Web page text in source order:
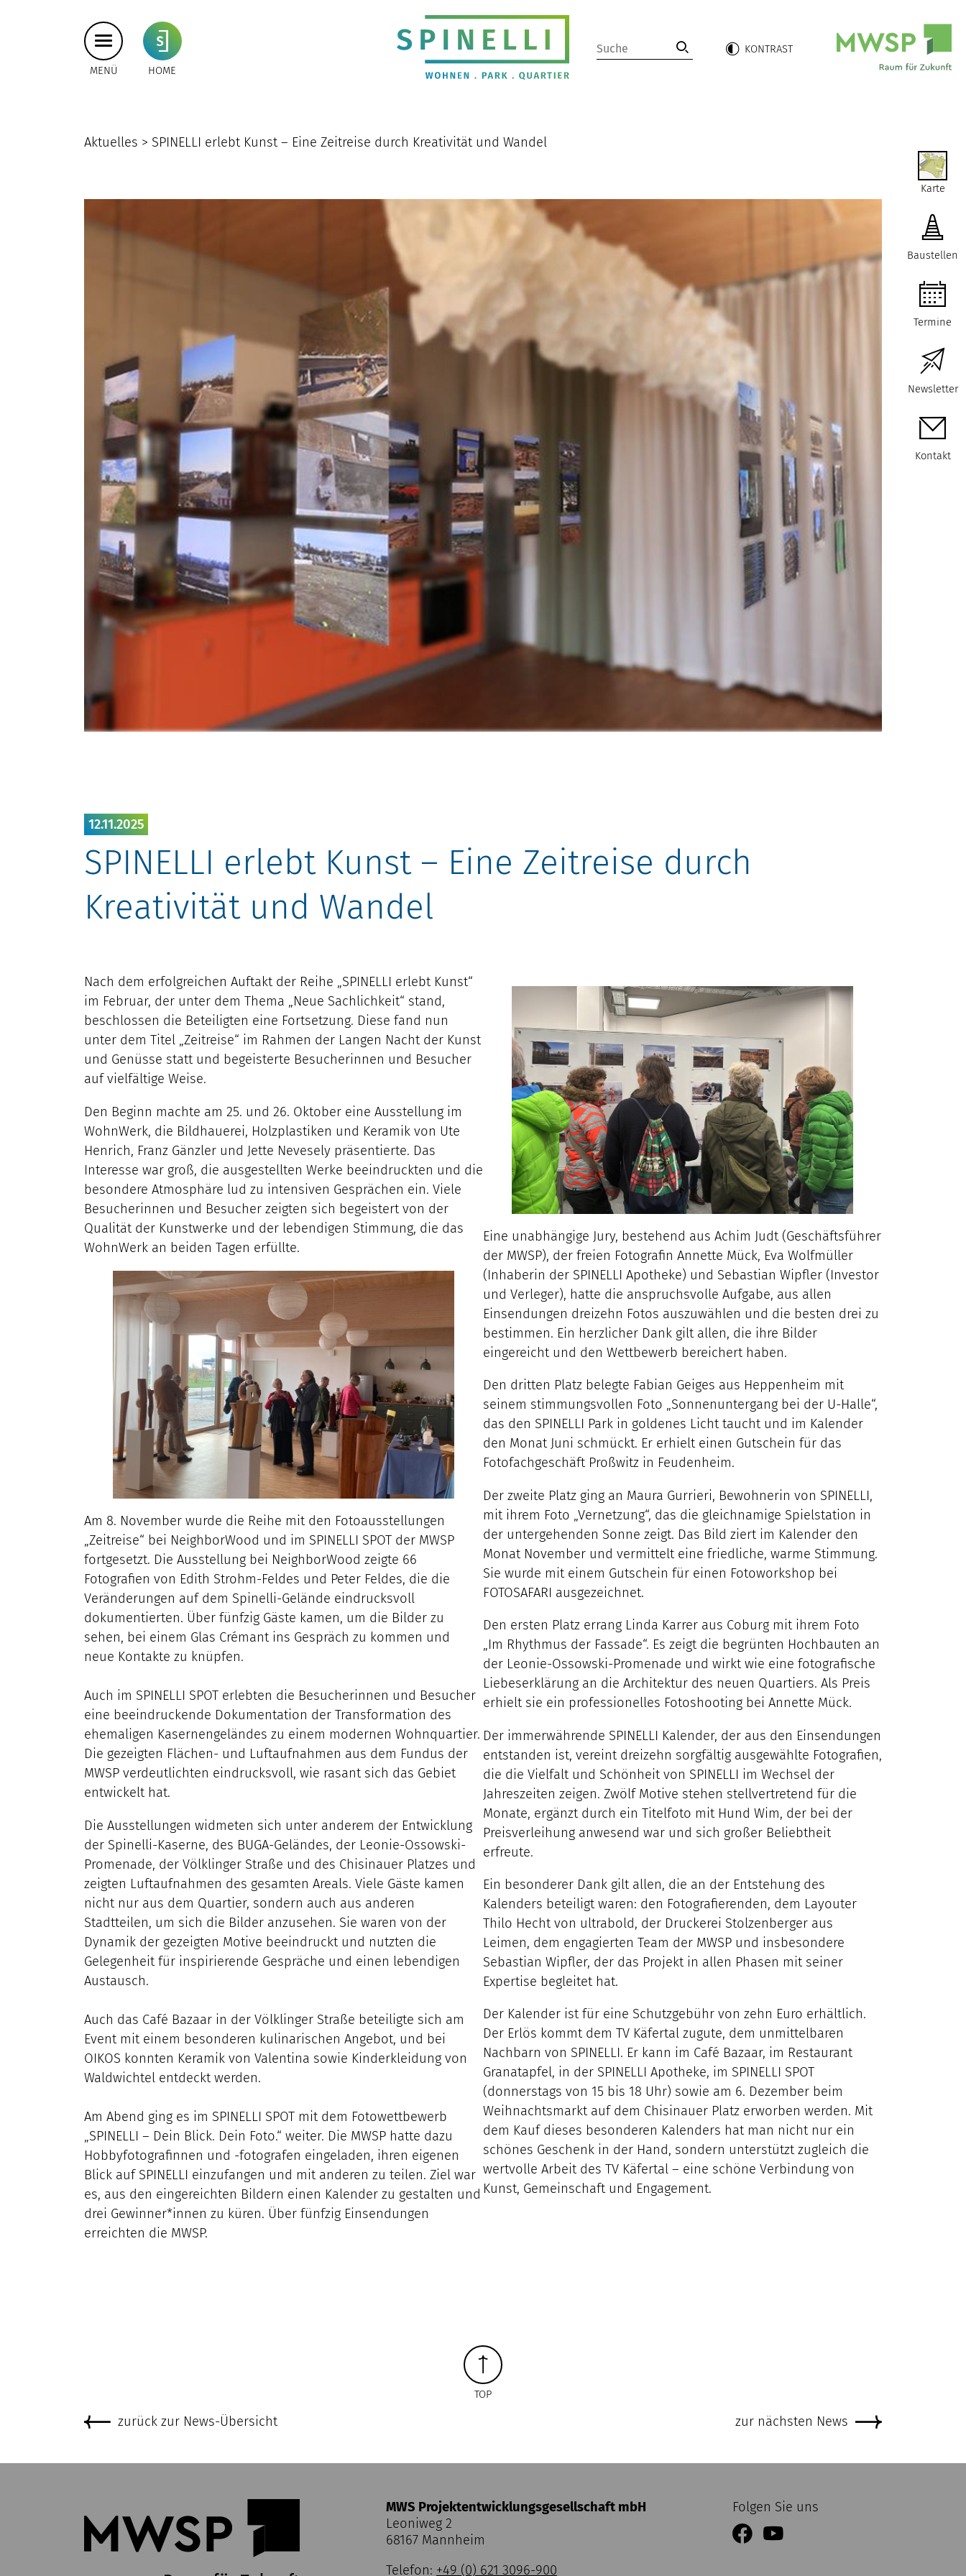
MENÜ HOME
Suchbegriff
eingeben
KONTRAST
Aktuelles > SPINELLI erlebt Kunst – Eine Zeitreise durch Kreativität und Wandel
12.11.2025
SPINELLI erlebt Kunst – Eine Zeitreise durch
Kreativität und Wandel
Nach dem erfolgreichen Auftakt der Reihe „SPINELLI erlebt Kunst“
im Februar, der unter dem Thema „Neue Sachlichkeit“ stand,
beschlossen die Beteiligten eine Fortsetzung. Diese fand nun
unter dem Titel „Zeitreise“ im Rahmen der Langen Nacht der Kunst
und Genüsse statt und begeisterte Besucherinnen und Besucher
auf vielfältige Weise.
Den Beginn machte am 25. und 26. Oktober eine Ausstellung im
WohnWerk, die Bildhauerei, Holzplastiken und Keramik von Ute
Henrich, Franz Gänzler und Jette Nevesely präsentierte. Das
Interesse war groß, die ausgestellten Werke beeindruckten und die
besondere Atmosphäre lud zu intensiven Gesprächen ein. Viele
Besucherinnen und Besucher zeigten sich begeistert von der
Qualität der Kunstwerke und der lebendigen Stimmung, die das
WohnWerk an beiden Tagen erfüllte.
Am 8. November wurde die Reihe mit den Fotoausstellungen
„Zeitreise“ bei NeighborWood und im SPINELLI SPOT der MWSP
fortgesetzt. Die Ausstellung bei NeighborWood zeigte 66
Fotografien von Edith Strohm-Feldes und Peter Feldes, die die
Veränderungen auf dem Spinelli-Gelände eindrucksvoll
dokumentierten. Über fünfzig Gäste kamen, um die Bilder zu
sehen, bei einem Glas Crémant ins Gespräch zu kommen und
neue Kontakte zu knüpfen.
Auch im SPINELLI SPOT erlebten die Besucherinnen und Besucher
eine beeindruckende Dokumentation der Transformation des
ehemaligen Kasernengeländes zu einem modernen Wohnquartier.
Die gezeigten Flächen- und Luftaufnahmen aus dem Fundus der
MWSP verdeutlichten eindrucksvoll, wie rasant sich das Gebiet
entwickelt hat.
Die Ausstellungen widmeten sich unter anderem der Entwicklung
der Spinelli-Kaserne, des BUGA-Geländes, der Leonie-Ossowski-
Promenade, der Völklinger Straße und des Chisinauer Platzes und
zeigten Luftaufnahmen des gesamten Areals. Viele Gäste kamen
nicht nur aus dem Quartier, sondern auch aus anderen
Stadtteilen, um sich die Bilder anzusehen. Sie waren von der
Dynamik der gezeigten Motive beeindruckt und nutzten die
Gelegenheit für inspirierende Gespräche und einen lebendigen
Austausch.
Auch das Café Bazaar in der Völklinger Straße beteiligte sich am
Event mit einem besonderen kulinarischen Angebot, und bei
OIKOS konnten Keramik von Valentina sowie Kinderkleidung von
Waldwichtel entdeckt werden.
Am Abend ging es im SPINELLI SPOT mit dem Fotowettbewerb
„SPINELLI – Dein Blick. Dein Foto.“ weiter. Die MWSP hatte dazu
Hobbyfotografinnen und -fotografen eingeladen, ihren eigenen
Blick auf SPINELLI einzufangen und mit anderen zu teilen. Ziel war
es, aus den eingereichten Bildern einen Kalender zu gestalten und
drei Gewinner*innen zu küren. Über fünfzig Einsendungen
erreichten die MWSP.
Eine unabhängige Jury, bestehend aus Achim Judt (Geschäftsführer
der MWSP), der freien Fotografin Annette Mück, Eva Wolfmüller
(Inhaberin der SPINELLI Apotheke) und Sebastian Wipfler (Investor
und Verleger), hatte die anspruchsvolle Aufgabe, aus allen
Einsendungen dreizehn Fotos auszuwählen und die besten drei zu
bestimmen. Ein herzlicher Dank gilt allen, die ihre Bilder
eingereicht und den Wettbewerb bereichert haben.
Den dritten Platz belegte Fabian Geiges aus Heppenheim mit
seinem stimmungsvollen Foto „Sonnenuntergang bei der U-Halle“,
das den SPINELLI Park in goldenes Licht taucht und im Kalender
den Monat Juni schmückt. Er erhielt einen Gutschein für das
Fotofachgeschäft Proßwitz in Feudenheim.
Der zweite Platz ging an Maura Gurrieri, Bewohnerin von SPINELLI,
mit ihrem Foto „Vernetzung“, das die gleichnamige Spielstation in
der untergehenden Sonne zeigt. Das Bild ziert im Kalender den
Monat November und vermittelt eine friedliche, warme Stimmung.
Sie wurde mit einem Gutschein für einen Fotoworkshop bei
FOTOSAFARI ausgezeichnet.
Den ersten Platz errang Linda Karrer aus Coburg mit ihrem Foto
„Im Rhythmus der Fassade“. Es zeigt die begrünten Hochbauten an
der Leonie-Ossowski-Promenade und wirkt wie eine fotografische
Liebeserklärung an die Architektur des neuen Quartiers. Als Preis
erhielt sie ein professionelles Fotoshooting bei Annette Mück.
Der immerwährende SPINELLI Kalender, der aus den Einsendungen
entstanden ist, vereint dreizehn sorgfältig ausgewählte Fotografien,
die die Vielfalt und Schönheit von SPINELLI im Wechsel der
Jahreszeiten zeigen. Zwölf Motive stehen stellvertretend für die
Monate, ergänzt durch ein Titelfoto mit Hund Wim, der bei der
Preisverleihung anwesend war und sich großer Beliebtheit
erfreute.
Ein besonderer Dank gilt allen, die an der Entstehung des
Kalenders beteiligt waren: den Fotografierenden, dem Layouter
Thilo Hecht von ultrabold, der Druckerei Stolzenberger aus
Leimen, dem engagierten Team der MWSP und insbesondere
Sebastian Wipfler, der das Projekt in allen Phasen mit seiner
Expertise begleitet hat.
Der Kalender ist für eine Schutzgebühr von zehn Euro erhältlich.
Der Erlös kommt dem TV Käfertal zugute, dem unmittelbaren
Nachbarn von SPINELLI. Er kann im Café Bazaar, im Restaurant
Granatapfel, in der SPINELLI Apotheke, im SPINELLI SPOT
(donnerstags von 15 bis 18 Uhr) sowie am 6. Dezember beim
Weihnachtsmarkt auf dem Chisinauer Platz erworben werden. Mit
dem Kauf dieses besonderen Kalenders hat man nicht nur ein
schönes Geschenk in der Hand, sondern unterstützt zugleich die
wertvolle Arbeit des TV Käfertal – eine schöne Verbindung von
Kunst, Gemeinschaft und Engagement.
TOP
Karte
Baustellen
Termine
Newsletter
Kontakt
zurück zur News-Übersicht zur nächsten News
MWS Projektentwicklungsgesellschaft mbH
Leoniweg 2
68167 Mannheim
Telefon: +49 (0) 621 3096-900
Folgen Sie uns